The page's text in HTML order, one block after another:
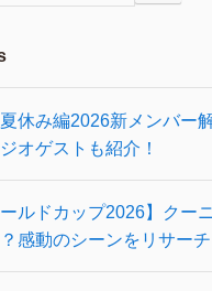
夏休み編2026新メンバー
オゲストも紹介！
ールドカップ2026】クー
感動のシーンをリサーチ